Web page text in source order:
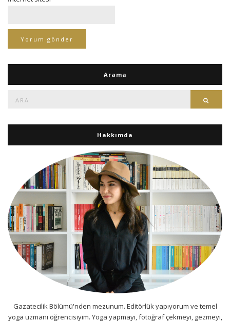
Arama
Hakkımda
Gazatecilik Bölümü'nden mezunum. Editörlük yapıyorum ve temel
yoga uzmanı öğrencisiyim. Yoga yapmayı, fotoğraf çekmeyi, gezmeyi,